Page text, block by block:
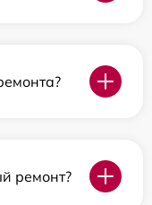
ремонт?